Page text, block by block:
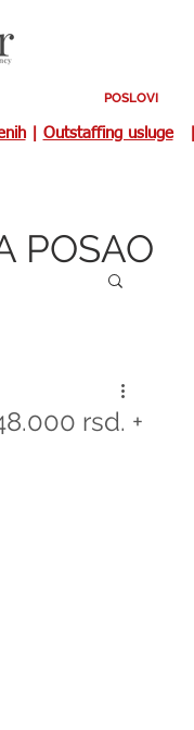
POSLOVI
| Outstaffing usluge|
POSAO
rsd. +